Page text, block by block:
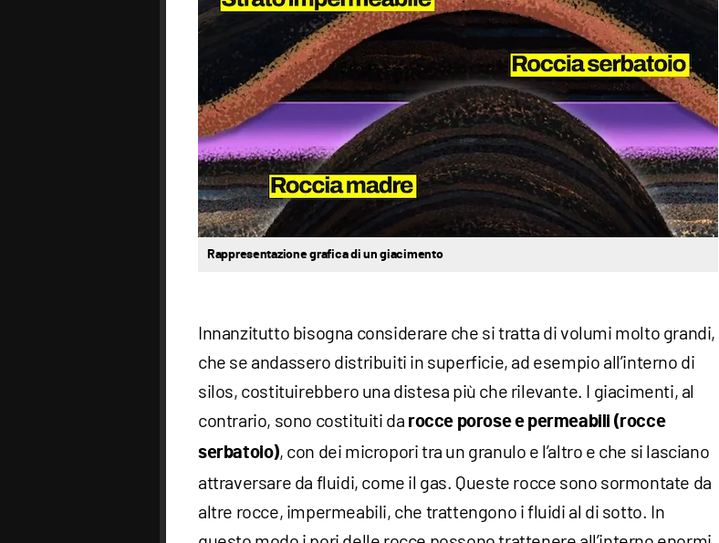
Rappresentazione grafica di un giacimento
Innanzitutto bisogna considerare che si tratta di volumi molto grandi,
che se andassero distribuiti in superficie, ad esempio all’interno di
silos, costituirebbero una distesa più che rilevante. I giacimenti, al
contrario, sono costituiti da rocce porose e permeabili (rocce
serbatoio), con dei micropori tra un granulo e l’altro e che si lasciano
attraversare da fluidi, come il gas. Queste rocce sono sormontate da
altre rocce, impermeabili, che trattengono i fluidi al di sotto. In